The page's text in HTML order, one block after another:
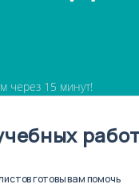
через 15 минут!
готовы вам помочь